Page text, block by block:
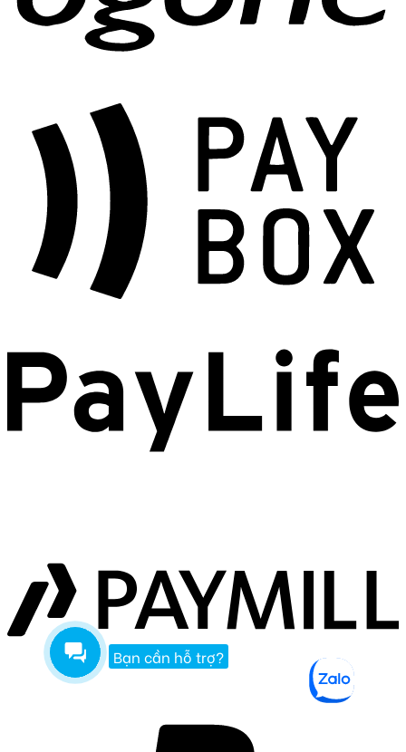
Bạn cần hỗ trợ?